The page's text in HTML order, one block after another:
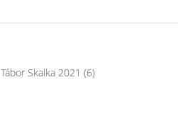
Tábor Skalka 2021 (6)